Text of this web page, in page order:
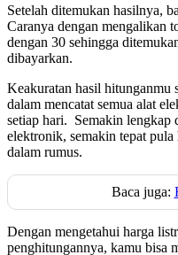
Setelah ditemukan hasilnya,
Caranya dengan mengalikan
dengan 30 sehingga
dibayarkan.
Keakuratan hasil hitunganmu
dalam mencatat semua alat
setiap hari. Semakin lengkap
elektronik, semakin tepat
dalam rumus.
Baca juga:
Dengan mengetahui harga
penghitungannya, kamu bisa